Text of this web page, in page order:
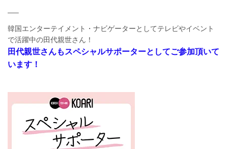
—–
韓国エンターテイメント・ナビゲーターとしてテレビやイベント
で活躍中の田代親世さん！
田代親世さんもスペシャルサポーターとしてご参加頂いて
います！